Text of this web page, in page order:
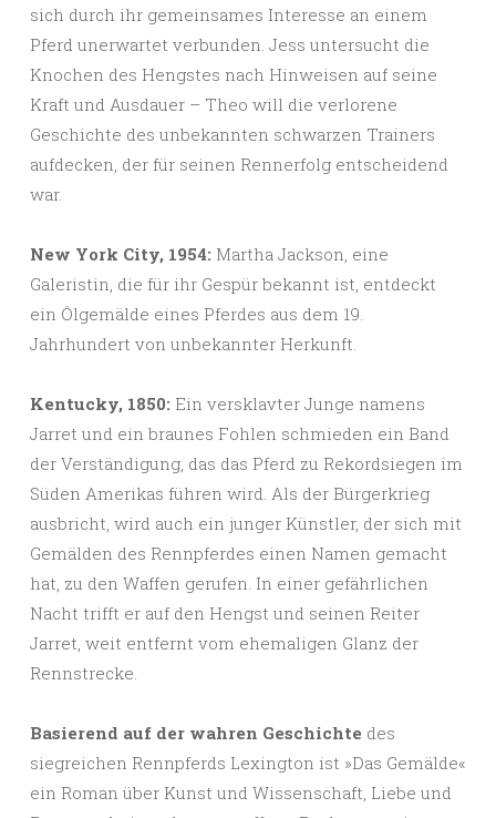
sich durch ihr gemeinsames Interesse an einem
Pferd unerwartet verbunden. Jess untersucht die
Knochen des Hengstes nach Hinweisen auf seine
Kraft und Ausdauer – Theo will die verlorene
Geschichte des unbekannten schwarzen Trainers
aufdecken, der für seinen Rennerfolg entscheidend
war.
New York City, 1954: Martha Jackson, eine
Galeristin, die für ihr Gespür bekannt ist, entdeckt
ein Ölgemälde eines Pferdes aus dem 19.
Jahrhundert von unbekannter Herkunft.
Kentucky, 1850: Ein versklavter Junge namens
Jarret und ein braunes Fohlen schmieden ein Band
der Verständigung, das das Pferd zu Rekordsiegen im
Süden Amerikas führen wird. Als der Bürgerkrieg
ausbricht, wird auch ein junger Künstler, der sich mit
Gemälden des Rennpferdes einen Namen gemacht
hat, zu den Waffen gerufen. In einer gefährlichen
Nacht trifft er auf den Hengst und seinen Reiter
Jarret, weit entfernt vom ehemaligen Glanz der
Rennstrecke.
Basierend auf der wahren Geschichte des
siegreichen Rennpferds Lexington ist »Das Gemälde«
ein Roman über Kunst und Wissenschaft, Liebe und